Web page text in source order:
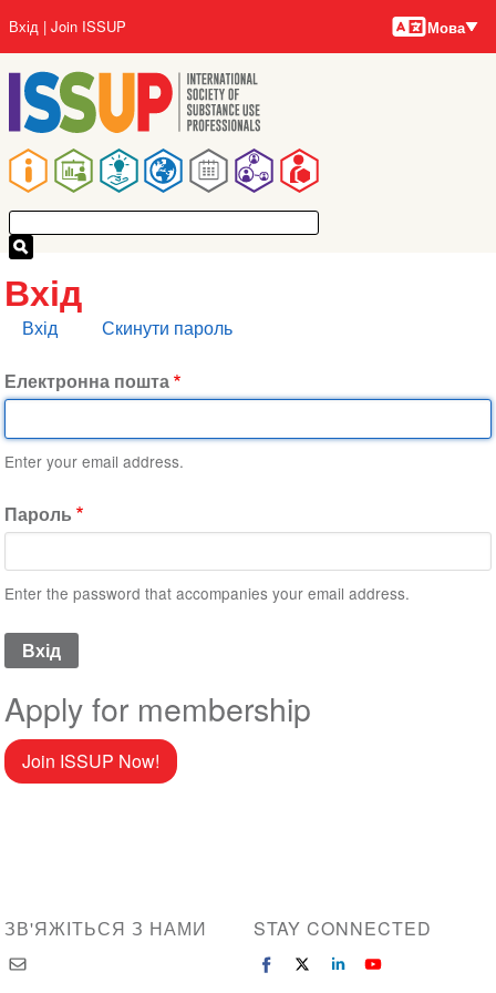
до
основного
вмісту
Main
navigation
User
account
menu
Вхід Join ISSUP Мови
Мова
Вхід
Основні
Вхід Скинути пароль
Електронна пошта
Enter your email address.
Пароль
Enter the password that accompanies your email address.
Apply for membership
Join ISSUP Now!
ЗВ'ЯЖІТЬСЯ З НАМИ STAY CONNECTED